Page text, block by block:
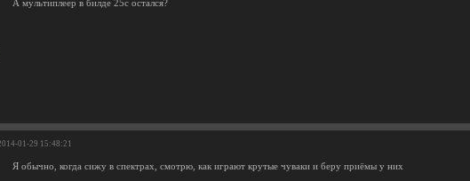
А мультиплеер в билде 25c остался?
2014-01-29 15:48:21
Я обычно, когда сижу в спектрах, смотрю, как играют крутые чуваки и беру приёмы у них